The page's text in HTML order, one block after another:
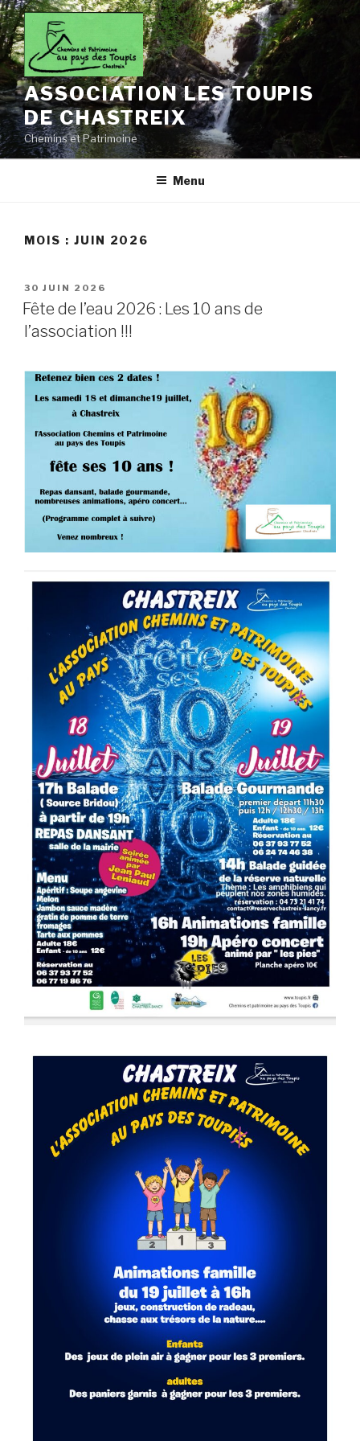
Aller
au
contenu
principal
ASSOCIATION LES TOUPIS
DE CHASTREIX
Chemins et Patrimoine
Menu
MOIS : JUIN 2026
PUBLIÉ
LE
30 JUIN 2026
Fête de l’eau 2026 : Les 10 ans de
l’association !!!